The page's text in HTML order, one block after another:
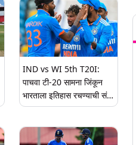
IND vs WI 5th T20I:
पाचवा टी-20 सामना जिंकून
भारताला इतिहास रचण्याची संधी,
पाकिस्तानच्या विक्रमाची होणार